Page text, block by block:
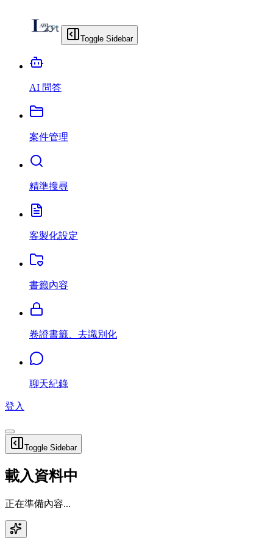
Toggle Sidebar
AI 問答
案件管理
精準搜尋
客製化設定
書籤內容
卷證書籤、去識別化
聊天紀錄
登入
Toggle Sidebar
載入資料中
正在準備內容...